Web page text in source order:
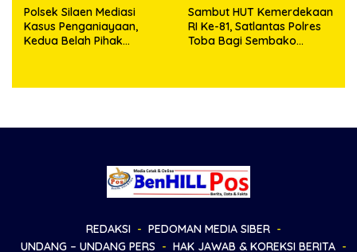
Polsek Silaen Mediasi
Kasus Penganiayaan,
Kedua Belah Pihak
Sambut HUT Kemerdekaan
RI Ke-81, Satlantas Polres
Toba Bagi Sembako
REDAKSI
PEDOMAN MEDIA SIBER
UNDANG – UNDANG PERS
HAK JAWAB & KOREKSI BERITA